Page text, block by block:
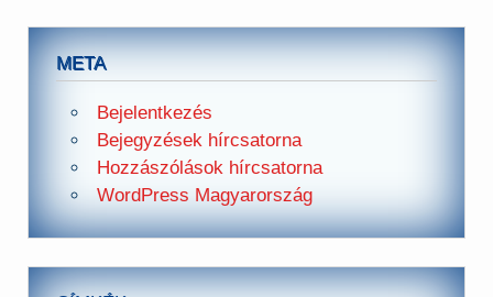
META
Bejelentkezés
Bejegyzések hírcsatorna
Hozzászólások hírcsatorna
WordPress Magyarország